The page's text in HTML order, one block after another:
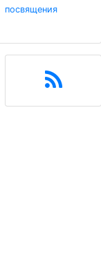
посвящения